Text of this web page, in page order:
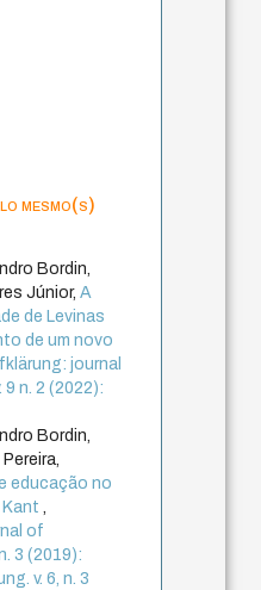
mesmo(s)
Bordin,
Júnior,A
de Levinas
de um novo
journal
n. 2 (2022):
Bordin,
educação no
Kant,
of
3 (2019):
v. 6, n. 3